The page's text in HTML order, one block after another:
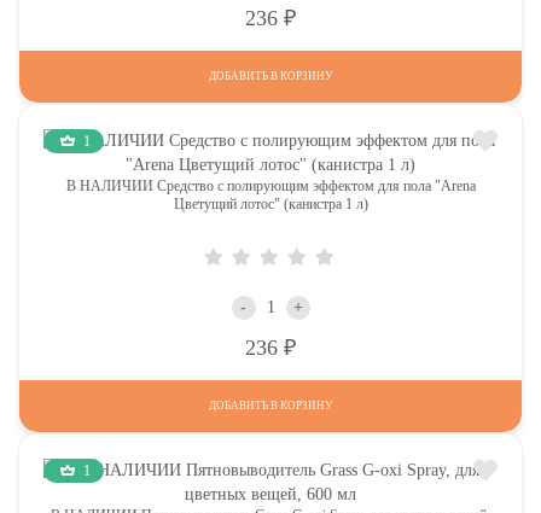
236
ДОБАВИТЬ В КОРЗИНУ
1
В НАЛИЧИИ Средство с полирующим эффектом для пола "Arena
Цветущий лотос" (канистра 1 л)
- +
236
ДОБАВИТЬ В КОРЗИНУ
1